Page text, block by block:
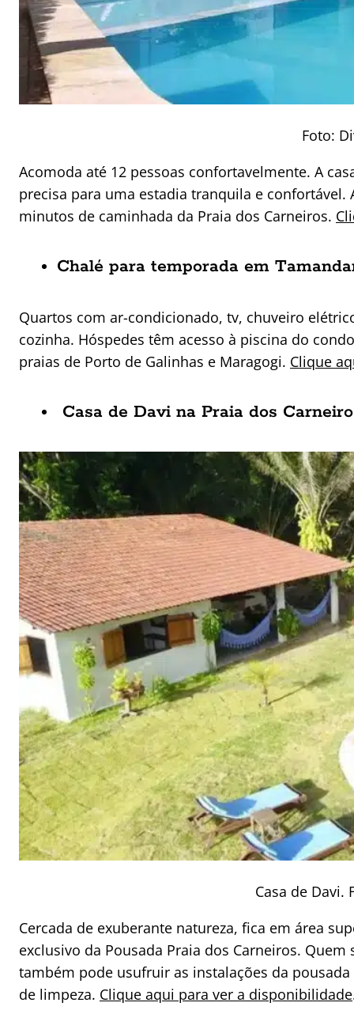
Foto:
Acomoda até 12 pessoas confortavelmente. A
precisa para uma estadia tranquila e confortável.
minutos de caminhada da Praia dos Carneiros.
Chalé para temporada em
Quartos com ar-condicionado, tv, chuveiro
cozinha. Hóspedes têm acesso à piscina do
praias de Porto de Galinhas e Maragogi. Clique
Casa de Davi na Praia dos
Casa de Davi.
Cercada de exuberante natureza, fica em área
exclusivo da Pousada Praia dos Carneiros.
também pode usufruir as instalações da
de limpeza. Clique aqui para ver a disponibilidade